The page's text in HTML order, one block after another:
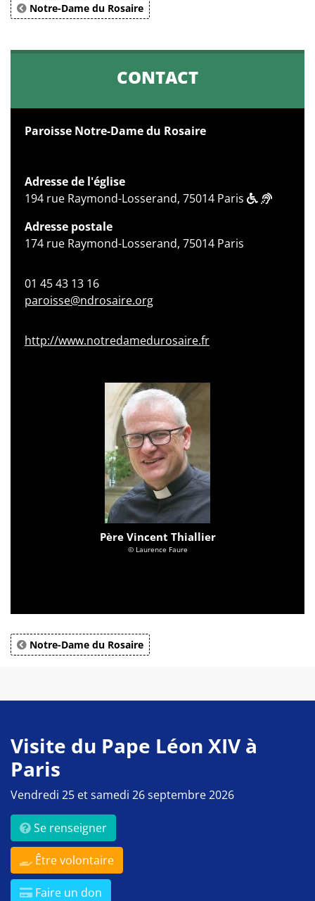
Notre-Dame du Rosaire
CONTACT
Paroisse Notre-Dame du Rosaire
Adresse de l'église
194 rue Raymond-Losserand, 75014 Paris
Adresse postale
174 rue Raymond-Losserand, 75014 Paris
01 45 43 13 16
paroisse@ndrosaire.org
http://www.notredamedurosaire.fr
Père Vincent Thiallier
© Laurence Faure
Notre-Dame du Rosaire
Visite du Pape Léon XIV à
Paris
Vendredi 25 et samedi 26 septembre 2026
Se renseigner
Être volontaire
Faire un don